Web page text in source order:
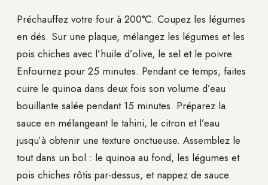
Préchauffez votre four à 200°C. Coupez les légumes
en dés. Sur une plaque, mélangez les légumes et les
pois chiches avec l’huile d’olive, le sel et le poivre.
Enfournez pour 25 minutes. Pendant ce temps, faites
cuire le quinoa dans deux fois son volume d’eau
bouillante salée pendant 15 minutes. Préparez la
sauce en mélangeant le tahini, le citron et l’eau
jusqu’à obtenir une texture onctueuse. Assemblez le
tout dans un bol : le quinoa au fond, les légumes et
pois chiches rôtis par-dessus, et nappez de sauce.